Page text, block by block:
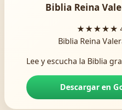
Biblia Reina
★★★★★
Biblia Reina
Lee y escucha la Biblia
Descargar en